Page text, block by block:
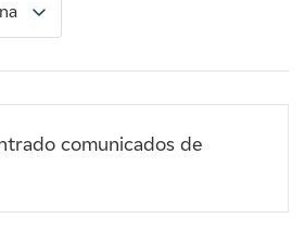
comunicados de